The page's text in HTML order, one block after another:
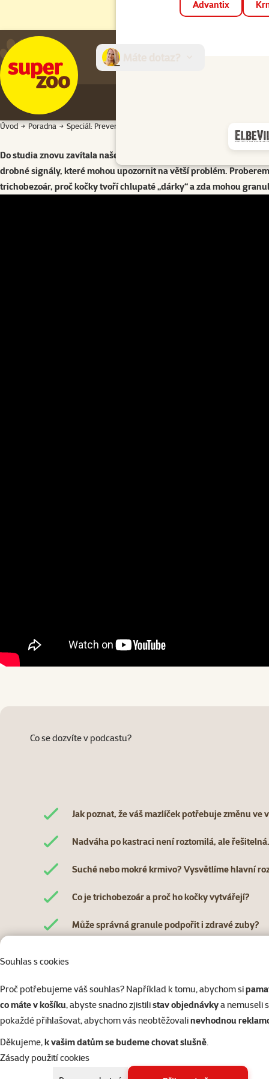
Souhlas s cookies
Proč potřebujeme váš souhlas? Například k tomu, abychom si
co máte v košíku, abyste snadno zjistilistav objednávkya nemuseli
pokaždé přihlašovat, abychom vás neobtěžovalinevhodnou
Děkujeme,k vašim datům se budeme chovat slušně.
Zásady použití cookies
Advantix
Úvod Poradna Speciál: Preventivní výživa psů a koček: malé signály, velká
Speciál:
Do studia znovu zavítala naše tradiční expertka na výživu MVDr.
drobné signály, které mohou upozornit na větší problém.
trichobezoár, proč kočky tvoří chlupaté „dárky“ a zda mohou
Co se dozvíte v podcastu?
Jak poznat, že váš mazlíček potřebuje změnu ve
Nadváha po kastraci není roztomilá, ale řešitelná.
Suché nebo mokré krmivo? Vysvětlíme hlavní
Co je trichobezoár a proč ho kočky vytvářejí?
Může správná granule podpořit i zdravé zuby?